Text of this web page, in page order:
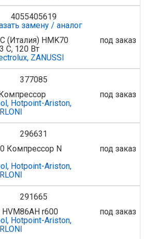
4055405619
замену / аналог
(Италия) HMK70
С, 120 Вт
ZANUSSI
под заказ
377085
Hotpoint-Ariston,
под заказ
296631
Компрессор N
Hotpoint-Ariston,
под заказ
291665
r600
Hotpoint-Ariston,
под заказ